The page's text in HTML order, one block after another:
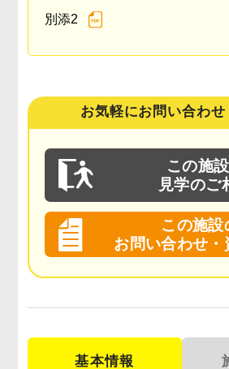
別添2
お気軽にお問い合わせ
この施
見学のご
この施設
お問い合わせ・
基本情報